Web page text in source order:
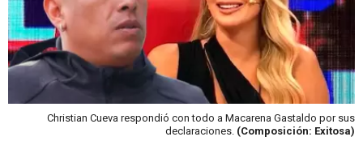
Christian Cueva respondió con todo a Macarena Gastaldo por sus
declaraciones. (Composición: Exitosa)